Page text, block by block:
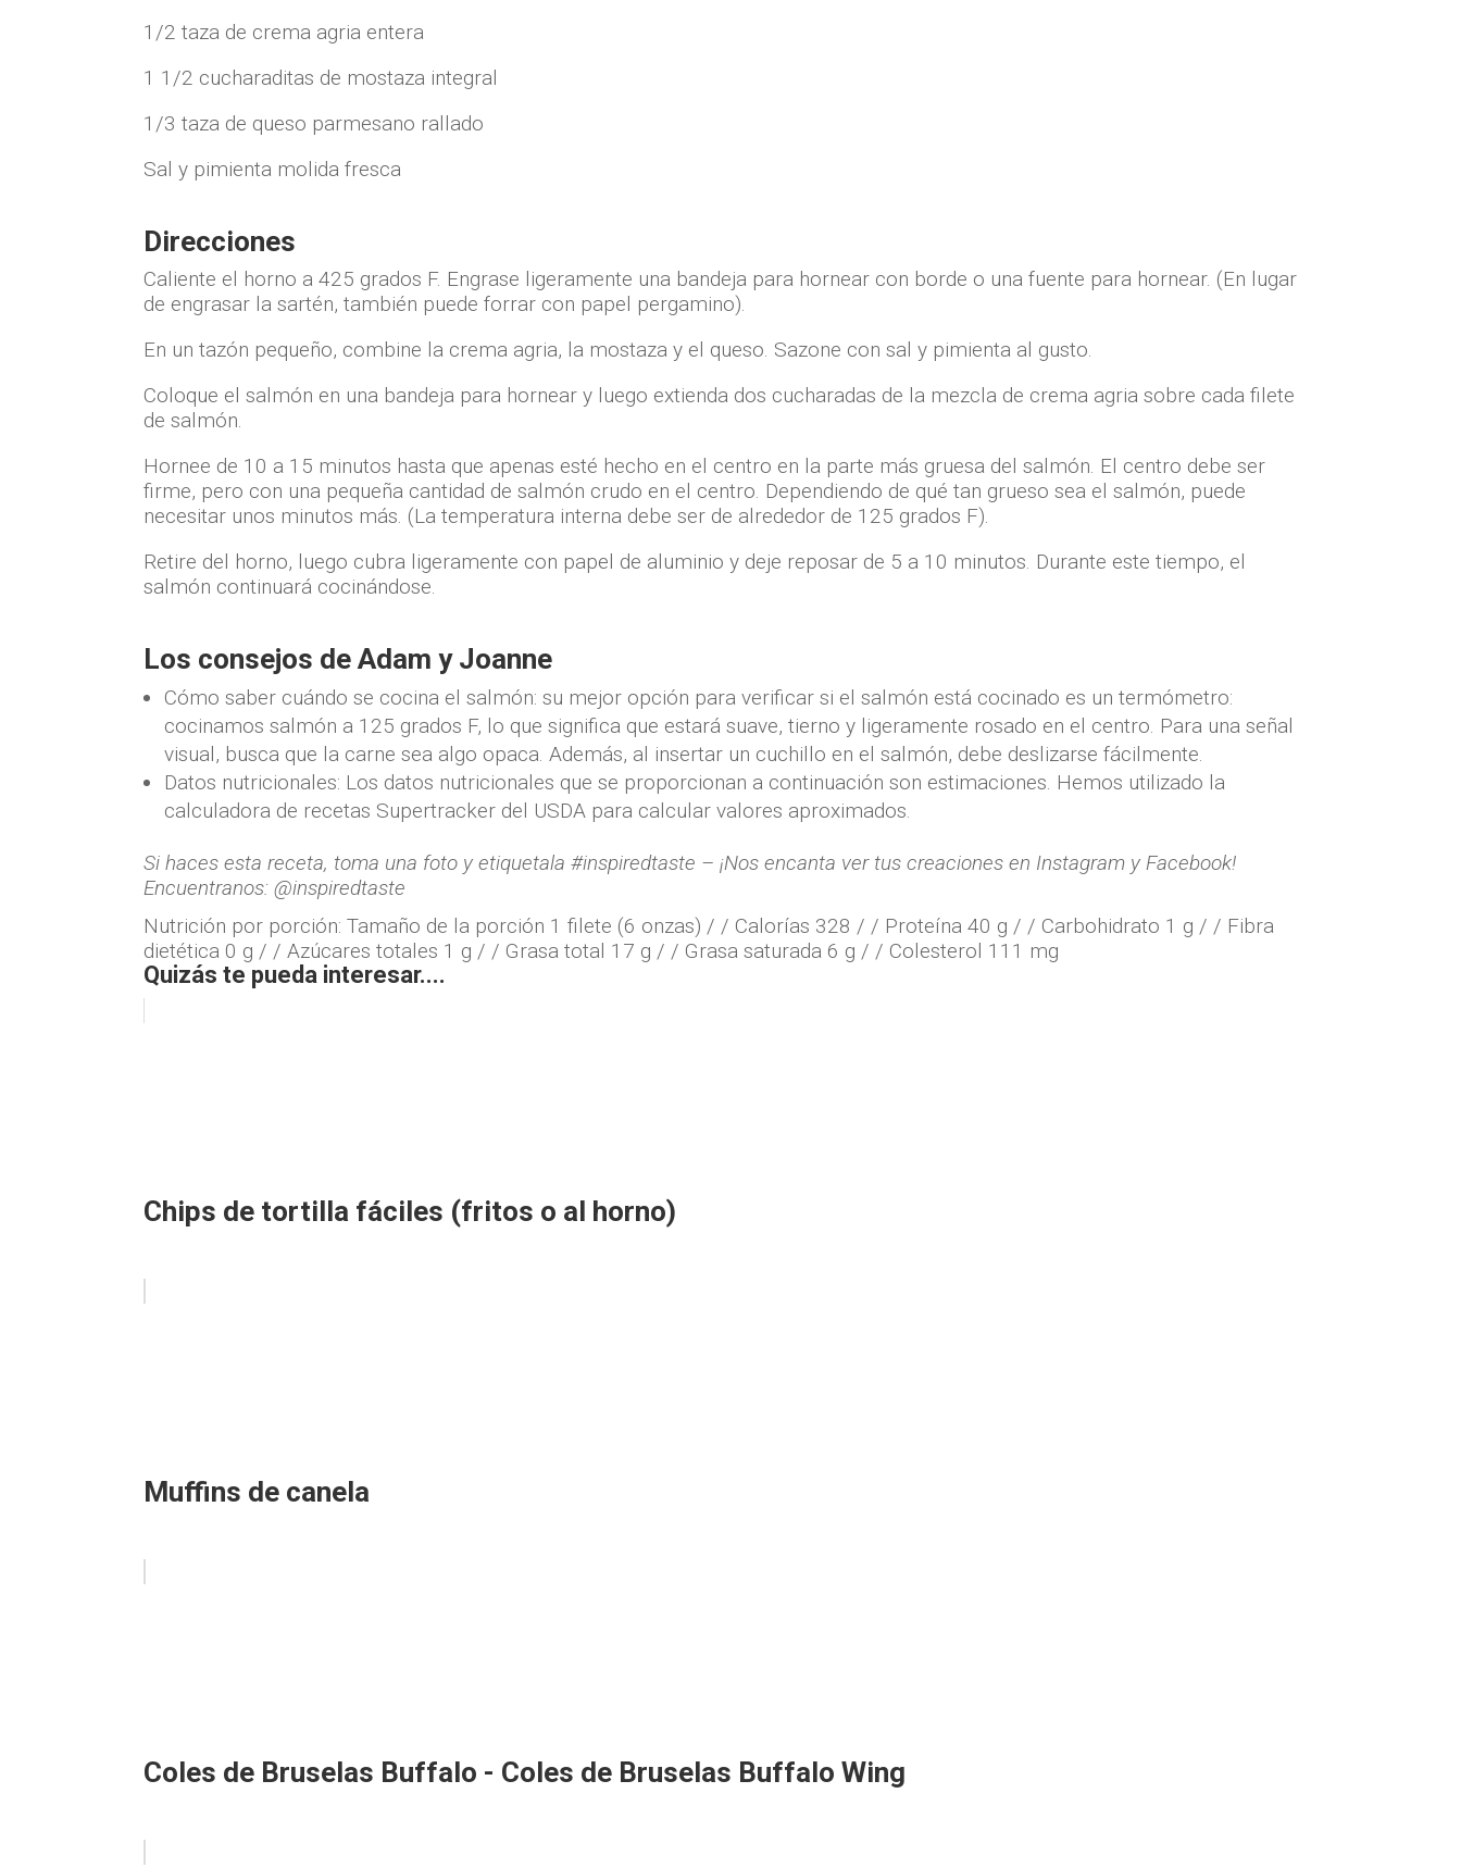
1/2 taza de crema agria entera
1 1/2 cucharaditas de mostaza integral
1/3 taza de queso parmesano rallado
Sal y pimienta molida fresca
Direcciones
Caliente el horno a 425 grados F. Engrase ligeramente una bandeja para hornear con borde o una fuente para hornear. (En lugar
de engrasar la sartén, también puede forrar con papel pergamino).
En un tazón pequeño, combine la crema agria, la mostaza y el queso. Sazone con sal y pimienta al gusto.
Coloque el salmón en una bandeja para hornear y luego extienda dos cucharadas de la mezcla de crema agria sobre cada filete
de salmón.
Hornee de 10 a 15 minutos hasta que apenas esté hecho en el centro en la parte más gruesa del salmón. El centro debe ser
firme, pero con una pequeña cantidad de salmón crudo en el centro. Dependiendo de qué tan grueso sea el salmón, puede
necesitar unos minutos más. (La temperatura interna debe ser de alrededor de 125 grados F).
Retire del horno, luego cubra ligeramente con papel de aluminio y deje reposar de 5 a 10 minutos. Durante este tiempo, el
salmón continuará cocinándose.
Los consejos de Adam y Joanne
Cómo saber cuándo se cocina el salmón: su mejor opción para verificar si el salmón está cocinado es un termómetro:
cocinamos salmón a 125 grados F, lo que significa que estará suave, tierno y ligeramente rosado en el centro. Para una señal
visual, busca que la carne sea algo opaca. Además, al insertar un cuchillo en el salmón, debe deslizarse fácilmente.
Datos nutricionales: Los datos nutricionales que se proporcionan a continuación son estimaciones. Hemos utilizado la
calculadora de recetas Supertracker del USDA para calcular valores aproximados.
Si haces esta receta, toma una foto y etiquetala #inspiredtaste – ¡Nos encanta ver tus creaciones en Instagram y Facebook!
Encuentranos: @inspiredtaste
Nutrición por porción: Tamaño de la porción 1 filete (6 onzas) / / Calorías 328 / / Proteína 40 g / / Carbohidrato 1 g / / Fibra
dietética 0 g / / Azúcares totales 1 g / / Grasa total 17 g / / Grasa saturada 6 g / / Colesterol 111 mg
Quizás te pueda interesar....
Chips de tortilla fáciles (fritos o al horno)
Muffins de canela
Coles de Bruselas Buffalo - Coles de Bruselas Buffalo Wing